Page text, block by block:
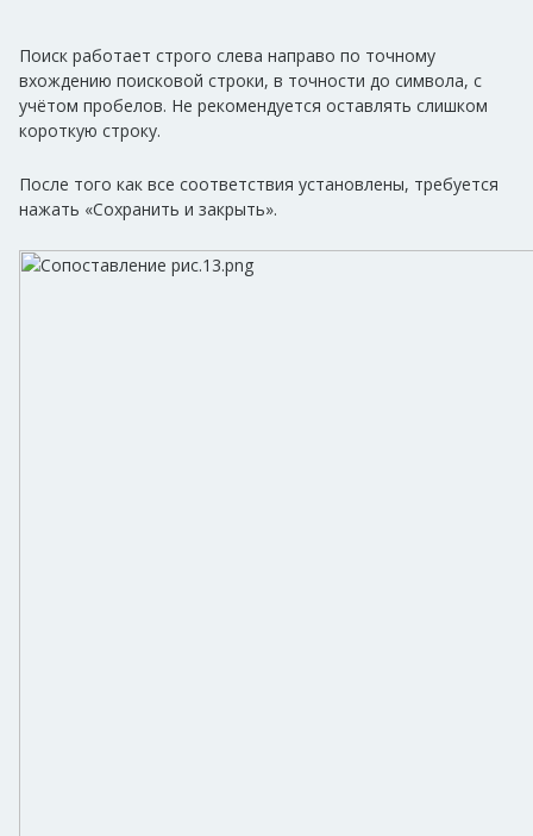
Поиск работает строго слева направо по точному
вхождению поисковой строки, в точности до символа, с
учётом пробелов. Не рекомендуется оставлять слишком
короткую строку.
После того как все соответствия установлены, требуется
нажать «Сохранить и закрыть».